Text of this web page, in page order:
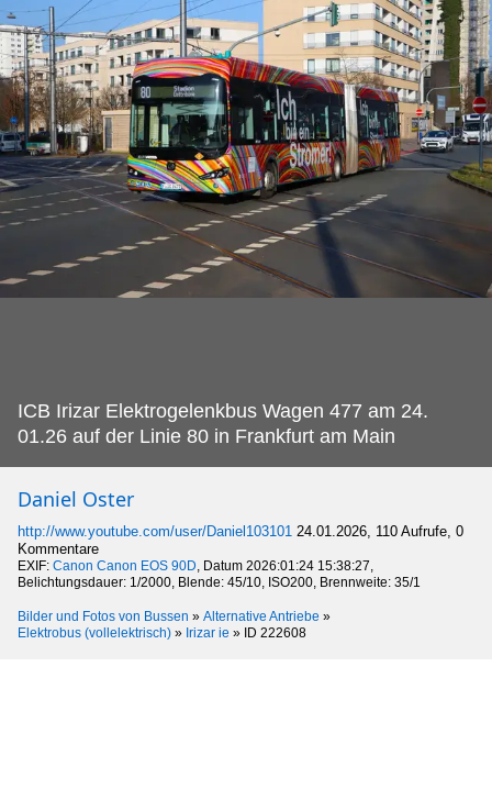
ICB Irizar Elektrogelenkbus Wagen 477 am 24.
01.26 auf der Linie 80 in Frankfurt am Main
Daniel Oster
http://www.youtube.com/user/Daniel103101 24.01.2026, 110 Aufrufe, 0
Kommentare
EXIF: Canon Canon EOS 90D, Datum 2026:01:24 15:38:27,
Belichtungsdauer: 1/2000, Blende: 45/10, ISO200, Brennweite: 35/1
Bilder und Fotos von Bussen » Alternative Antriebe »
Elektrobus (vollelektrisch) » Irizar ie » ID 222608